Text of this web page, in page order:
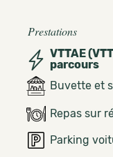
Prestations
VTTAE
parcours
Buvette et
Repas sur
Parking